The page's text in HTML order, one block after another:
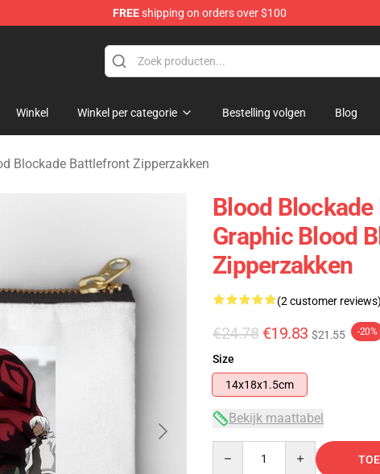
FREEshipping on orders over $100
Battlefront Merchandise Store
Winkel Winkel per categorie Bestelling volgen Blog
Blockade Battlefront Zipperzakken
Blood
Graphic Blood
Zipperzakken
(2 customer reviews)
€24.78 €19.83 $21.55 -20%
Size
14x18x1.5cm
Bekijk maattabel